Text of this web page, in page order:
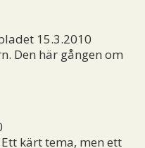
15.3.2010
Den här gången om
kärt tema, men ett